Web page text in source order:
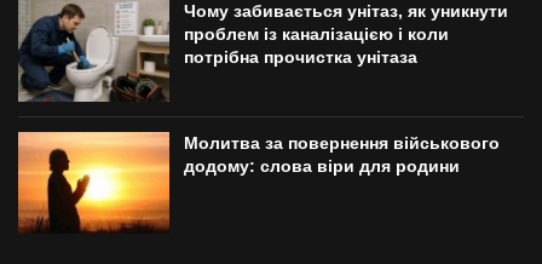
Чому забивається унітаз, як уникнути
проблем із каналізацією і коли
потрібна прочистка унітаза
Молитва за повернення військового
додому: слова віри для родини